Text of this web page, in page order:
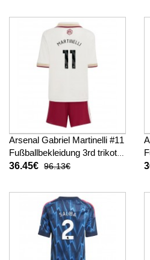
Arsenal Gabriel Martinelli #11
Fußballbekleidung 3rd trikot
Kinder 2025-26 Kurzarm (+
36.45€ 96.13€